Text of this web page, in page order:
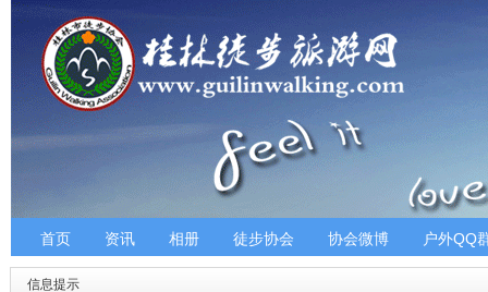
首页 资讯 相册 徒步协会 协会微博 户外QQ
信息提示